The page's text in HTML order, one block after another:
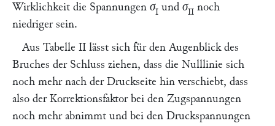
Wirklichkeit die Spannungen σI und σII noch
niedriger sein.
Aus Tabelle II lässt sich für den Augenblick des
Bruches der Schluss ziehen, dass die Nulllinie sich
noch mehr nach der Druckseite hin verschiebt, dass
also der Korrektionsfaktor bei den Zugspannungen
noch mehr abnimmt und bei den Druckspannungen